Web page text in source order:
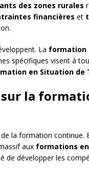
des zones rurales
financières et
La formation
spécifiques visent à
en Situation de
la
la formation continue.
aux formations
de développer les